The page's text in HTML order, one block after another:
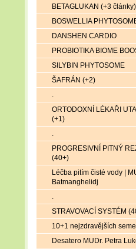
BETAGLUKAN (+3 články)
BOSWELLIA
DANSHEN CARDIO
PROBIOTIKA BIOME
SILYBIN PHYTOSOME
ŠAFRÁN (+2)
.
ORTODOXNÍ LÉKAŘI
(+1)
.
PROGRESIVNÍ PITNÝ
(40+)
Léčba pitím čisté vody |
Batmanghelidj
.
STRAVOVACÍ SYSTÉM
10+1 nejzdravějších
Desatero MUDr. Petra